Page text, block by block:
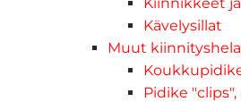
Kävelysillat
Muut
Pidike